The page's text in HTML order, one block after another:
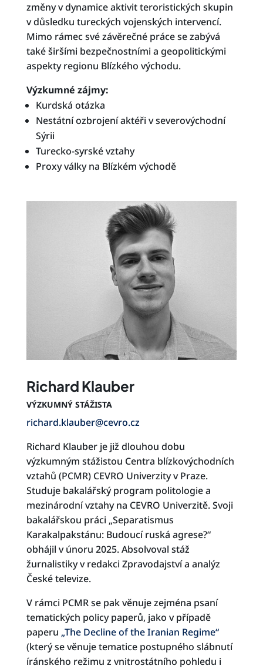
změny v dynamice aktivit teroristických skupin
v důsledku tureckých vojenských intervencí.
Mimo rámec své závěrečné práce se zabývá
také širšími bezpečnostními a geopolitickými
aspekty regionu Blízkého východu.
Výzkumné zájmy:
Kurdská otázka
Nestátní ozbrojení aktéři v severovýchodní
Sýrii
Turecko-syrské vztahy
Proxy války na Blízkém východě
Richard Klauber
VÝZKUMNÝ STÁŽISTA
richard.klauber@cevro.cz
Richard Klauber je již dlouhou dobu
výzkumným stážistou Centra blízkovýchodních
vztahů (PCMR) CEVRO Univerzity v Praze.
Studuje bakalářský program politologie a
mezinárodní vztahy na CEVRO Univerzitě. Svoji
bakalářskou práci „Separatismus
Karakalpakstánu: Budoucí ruská agrese?“
obhájil v únoru 2025. Absolvoval stáž
žurnalistiky v redakci Zpravodajství a analýz
České televize.
V rámci PCMR se pak věnuje zejména psaní
tematických policy paperů, jako v případě
paperu „The Decline of the Iranian Regime“
(který se věnuje tematice postupného slábnutí
íránského režimu z vnitrostátního pohledu i